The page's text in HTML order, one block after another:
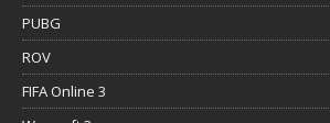
PUBG
ROV
FIFA Online 3